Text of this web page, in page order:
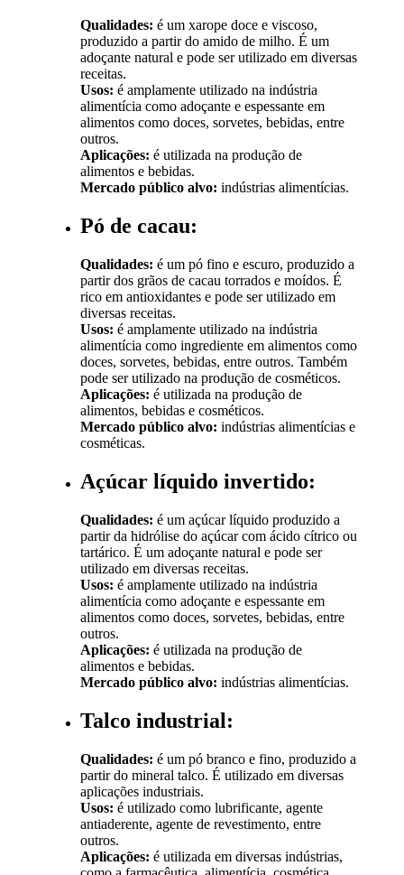
Qualidades: é um xarope doce e viscoso,
produzido a partir do amido de milho. É um
adoçante natural e pode ser utilizado em diversas
receitas.
Usos: é amplamente utilizado na indústria
alimentícia como adoçante e espessante em
alimentos como doces, sorvetes, bebidas, entre
outros.
Aplicações: é utilizada na produção de
alimentos e bebidas.
Mercado público alvo: indústrias alimentícias.
Pó de cacau:
Qualidades: é um pó fino e escuro, produzido a
partir dos grãos de cacau torrados e moídos. É
rico em antioxidantes e pode ser utilizado em
diversas receitas.
Usos: é amplamente utilizado na indústria
alimentícia como ingrediente em alimentos como
doces, sorvetes, bebidas, entre outros. Também
pode ser utilizado na produção de cosméticos.
Aplicações: é utilizada na produção de
alimentos, bebidas e cosméticos.
Mercado público alvo: indústrias alimentícias e
cosméticas.
Açúcar líquido invertido:
Qualidades: é um açúcar líquido produzido a
partir da hidrólise do açúcar com ácido cítrico ou
tartárico. É um adoçante natural e pode ser
utilizado em diversas receitas.
Usos: é amplamente utilizado na indústria
alimentícia como adoçante e espessante em
alimentos como doces, sorvetes, bebidas, entre
outros.
Aplicações: é utilizada na produção de
alimentos e bebidas.
Mercado público alvo: indústrias alimentícias.
Talco industrial:
Qualidades: é um pó branco e fino, produzido a
partir do mineral talco. É utilizado em diversas
aplicações industriais.
Usos: é utilizado como lubrificante, agente
antiaderente, agente de revestimento, entre
outros.
Aplicações: é utilizada em diversas indústrias,